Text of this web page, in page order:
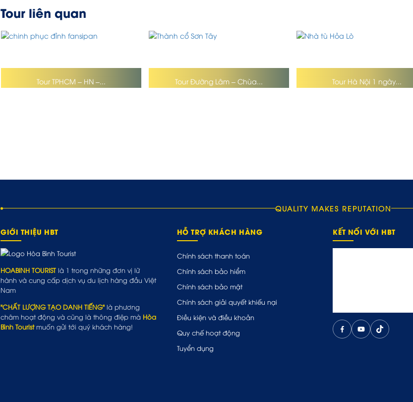
Tour liên quan
Tour TPHCM – HN –... Tour Đường Lâm – Chùa... Tour Hà Nội 1 ngày...
QUALITY MAKES REPUTATION
GIỚI THIỆU HBT
HOABINH TOURIST là 1 trong những đơn vị lữ
hành và cung cấp dịch vụ du lịch hàng đầu Việt
Nam
"CHẤT LƯỢNG TẠO DANH TIẾNG" là phương
châm hoạt động và cũng là thông điệp mà Hòa
Bình Touristmuốn gửi tới quý khách hàng!
HỖ TRỢ KHÁCH HÀNG
Chính sách thanh toán
Chính sách bảo hiểm
Chính sách bảo mật
Chính sách giải quyết khiếu nại
Điều kiện và điều khoản
Quy chế hoạt động
Tuyển dụng
KẾT NỐI VỚI HBT